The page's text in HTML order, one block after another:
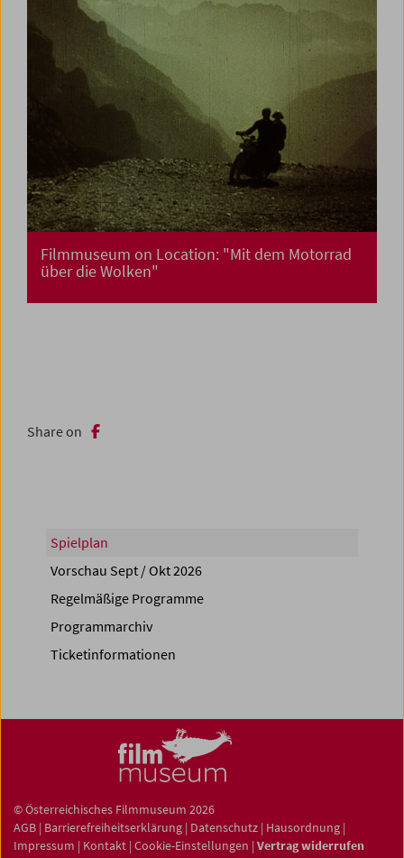
Filmmuseum on Location: "Mit dem Motorrad
über die Wolken"
Share on
Spielplan
Vorschau Sept / Okt 2026
Regelmäßige Programme
Programmarchiv
Ticketinformationen
© Österreichisches Filmmuseum 2026
AGB | Barrierefreiheitserklärung | Datenschutz | Hausordnung |
Impressum | Kontakt | Cookie-Einstellungen | Vertrag widerrufen